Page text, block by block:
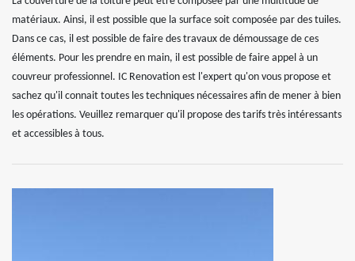
matériaux. Ainsi, il est possible que la surface soit composée par des tuiles.
Dans ce cas, il est possible de faire des travaux de démoussage de ces
éléments. Pour les prendre en main, il est possible de faire appel à un
couvreur professionnel. IC Renovation est l'expert qu'on vous propose et
sachez qu'il connait toutes les techniques nécessaires afin de mener à bien
les opérations. Veuillez remarquer qu'il propose des tarifs très intéressants
et accessibles à tous.